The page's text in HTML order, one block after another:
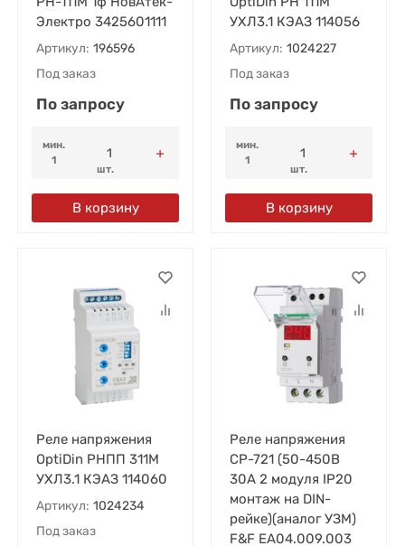
Электро 3425601111
Артикул: 196596
Под заказ
По запросу
мин.
1
шт.
В корзину
УХЛ3.1 КЭАЗ 114056
Артикул: 1024227
Под заказ
По запросу
мин.
1
шт.
В корзину
Реле напряжения
OptiDin РНПП 311М
УХЛ3.1 КЭАЗ 114060
Артикул: 1024234
Под заказ
Реле напряжения
CP-721 (50-450В
30А 2 модуля IP20
монтаж на DIN-
рейке)(аналог УЗМ)
F&F EA04.009.003